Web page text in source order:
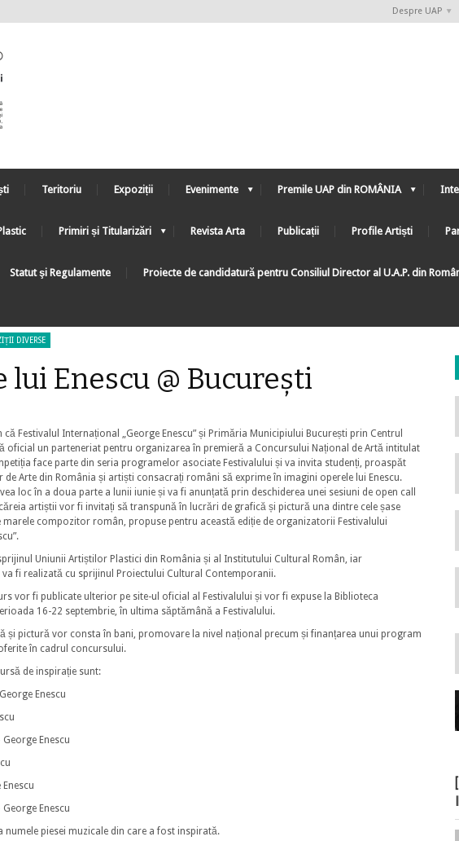
Despre UAP
Teritoriu Expoziții Evenimente Premile UAP din ROMÂNIA
Primiri și Titularizări Revista Arta Publicații Profile Artiști
Statut şi Regulamente Proiecte de candidatură pentru Consiliul Director al U.A.P. din
DIVERSE
Enescu @ București
că Festivalul Internațional „George Enescu” și Primăria Municipiului București prin Centrul
oficial un parteneriat pentru organizarea în premieră a Concursului Național de Artă intitulat
face parte din seria programelor asociate Festivalului și va invita studenți, proaspăt
de Arte din România și artiști consacrați români să exprime în imagini operele lui Enescu.
loc în a doua parte a lunii iunie și va fi anunțată prin deschiderea unei sesiuni de open call
artiștii vor fi invitați să transpună în lucrări de grafică și pictură una dintre cele șase
marele compozitor român, propuse pentru această ediție de organizatorii Festivalului
Uniunii Artiștilor Plastici din România și al Institutului Cultural Român, iar
fi realizată cu sprijinul Proiectului Cultural Contemporanii.
vor fi publicate ulterior pe site-ul oficial al Festivalului și vor fi expuse la Biblioteca
16-22 septembrie, în ultima săptămână a Festivalului.
și pictură vor consta în bani, promovare la nivel național precum și finanțarea unui program
în cadrul concursului.
de inspirație sunt:
Enescu
Enescu
Enescu
numele piesei muzicale din care a fost inspirată.